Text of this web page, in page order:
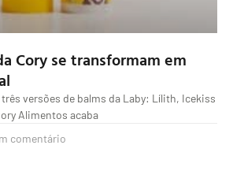
Cory se transformam em
versões de balms da Laby: Lílith, Icekiss
Alimentos acaba
comentário